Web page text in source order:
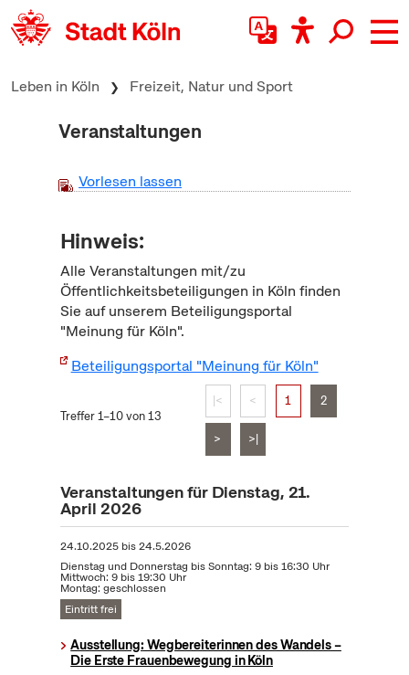
zum Inhalt springen
Leben in Köln Freizeit, Natur und Sport
Veranstaltungen
Vorlesen lassen
Hinweis:
Alle Veranstaltungen mit/zu
Öffentlichkeitsbeteiligungen in Köln finden
Sie auf unserem Beteiligungsportal
"Meinung für Köln".
Beteiligungsportal "Meinung für Köln"
Treffer 1–10 von 13
|< < 1 2
> >|
Veranstaltungen für Dienstag, 21.
April 2026
24.10.2025bis24.5.2026
Dienstag und Donnerstag bis Sonntag: 9 bis 16:30 Uhr
Mittwoch: 9 bis 19:30 Uhr
Montag: geschlossen
Eintritt frei
Ausstellung: Wegbereiterinnen des Wandels –
Die Erste Frauenbewegung in Köln